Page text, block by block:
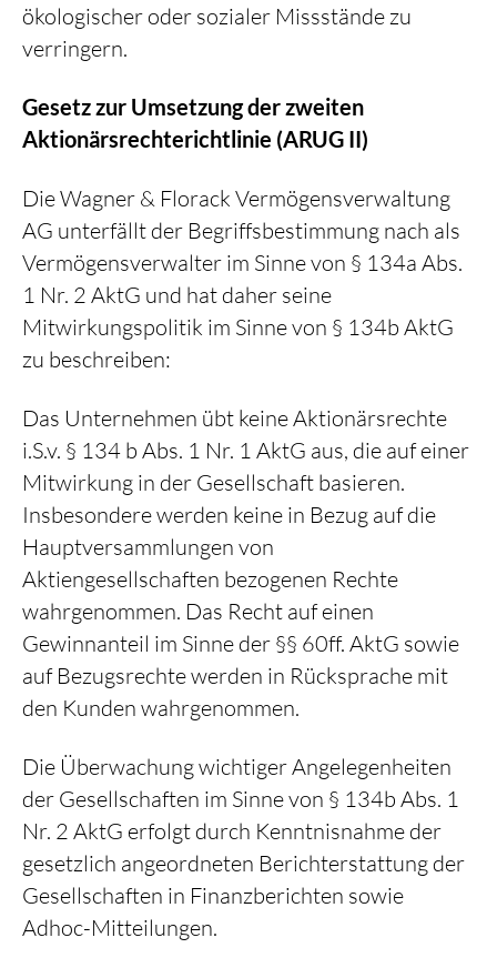
ökologischer oder sozialer Missstände zu
verringern.
Gesetz zur Umsetzung der zweiten
Aktionärsrechterichtlinie (ARUG II)
Die Wagner & Florack Vermögensverwaltung
AG unterfällt der Begriffsbestimmung nach als
Vermögensverwalter im Sinne von § 134a Abs.
1 Nr. 2 AktG und hat daher seine
Mitwirkungspolitik im Sinne von § 134b AktG
zu beschreiben:
Das Unternehmen übt keine Aktionärsrechte
i.S.v. § 134 b Abs. 1 Nr. 1 AktG aus, die auf einer
Mitwirkung in der Gesellschaft basieren.
Insbesondere werden keine in Bezug auf die
Hauptversammlungen von
Aktiengesellschaften bezogenen Rechte
wahrgenommen. Das Recht auf einen
Gewinnanteil im Sinne der §§ 60ff. AktG sowie
auf Bezugsrechte werden in Rücksprache mit
den Kunden wahrgenommen.
Die Überwachung wichtiger Angelegenheiten
der Gesellschaften im Sinne von § 134b Abs. 1
Nr. 2 AktG erfolgt durch Kenntnisnahme der
gesetzlich angeordneten Berichterstattung der
Gesellschaften in Finanzberichten sowie
Adhoc-Mitteilungen.